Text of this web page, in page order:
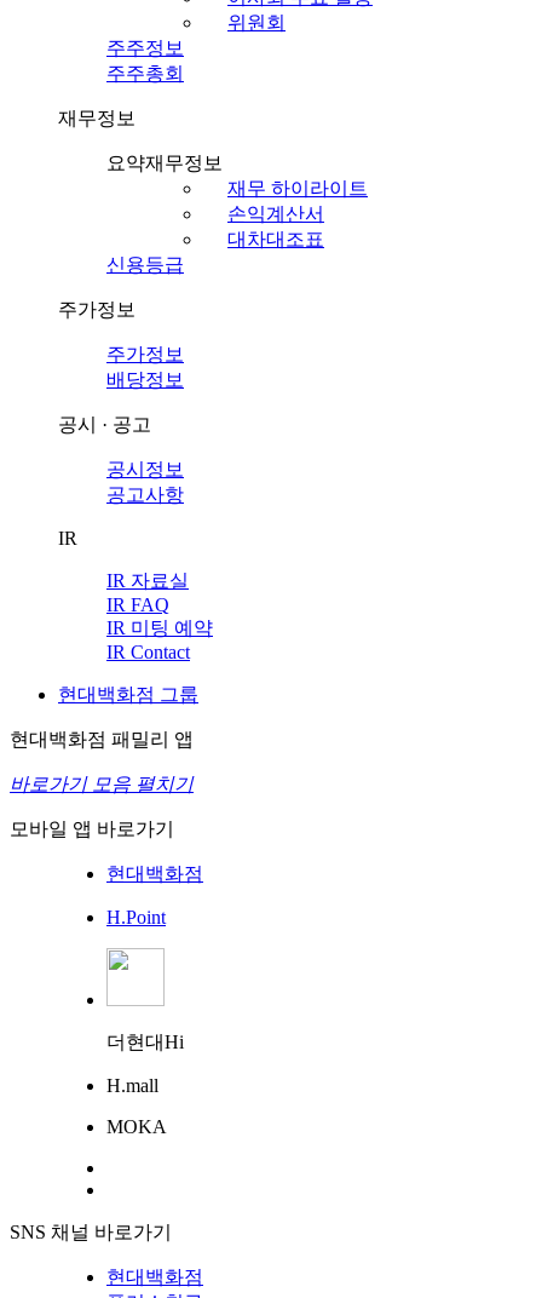
위원회
주주정보
주주총회
재무정보
요약재무정보
재무 하이라이트
손익계산서
대차대조표
신용등급
주가정보
주가정보
배당정보
공시 · 공고
공시정보
공고사항
IR
IR 자료실
IR FAQ
IR 미팅 예약
IR Contact
현대백화점 그룹
현대백화점 패밀리 앱
바로가기 모음 펼치기
모바일 앱 바로가기
현대백화점
H.Point
더현대Hi
H.mall
MOKA
SNS 채널 바로가기
현대백화점